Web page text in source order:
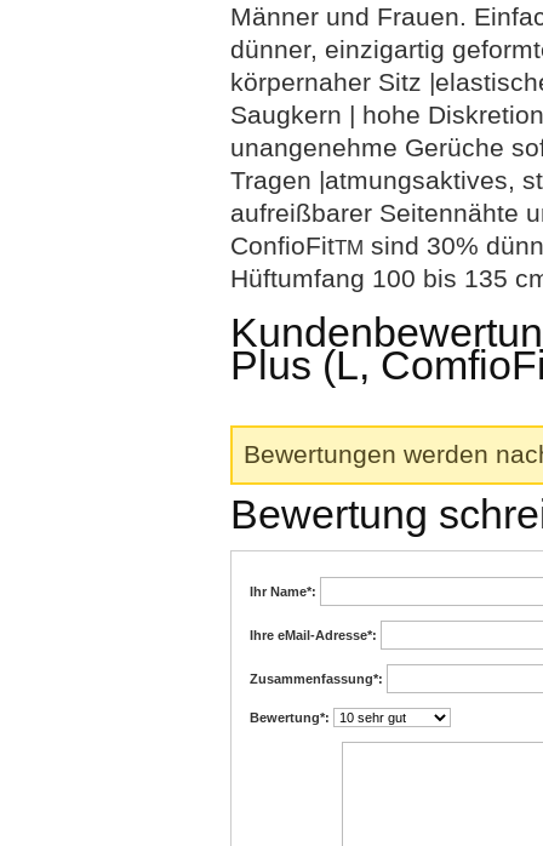
Männer und Frauen.
dünner, einzigartig
körpernaher Sitz
Saugkern | hohe
unangenehme Gerüche
Tragen |atmungsaktives,
aufreißbarer Seitennähte
ConfioFitTM sind 30%
Hüftumfang 100 bis 135
Plus (L,
Bewertungen werden
Bewertung
Ihr Name*:
Ihre eMail-Adresse*:
Zusammenfassung*:
Bewertung*: